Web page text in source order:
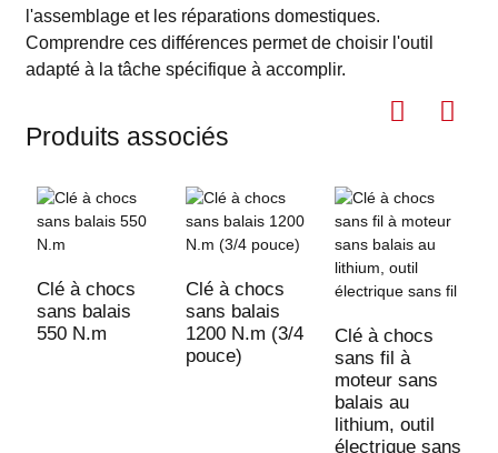
l'assemblage et les réparations domestiques.
Comprendre ces différences permet de choisir l'outil
adapté à la tâche spécifique à accomplir.
Produits associés
Clé à chocs
sans balais
550 N.m
Clé à chocs
sans balais
1200 N.m (3/4
pouce)
Clé à chocs
sans fil à
moteur sans
balais au
lithium, outil
électrique sans